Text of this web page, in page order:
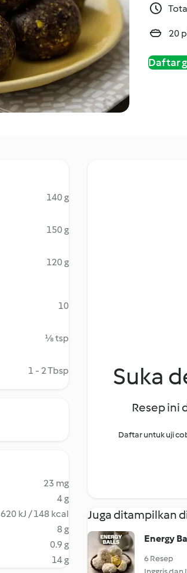
20
Daftar
140 g
150 g
120 g
10
⅛ tsp
1 - 2 Tbsp
23 mg
4 g
620 kJ / 148 kcal
8 g
0.9 g
14 g
Suka
Resep ini
Daftar untuk uji
Juga ditampilkan
Energy
6 Resep